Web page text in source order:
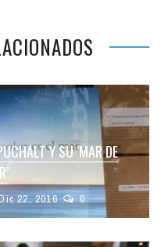
Y SU ‘MAR DE
Dic 22, 2016 0